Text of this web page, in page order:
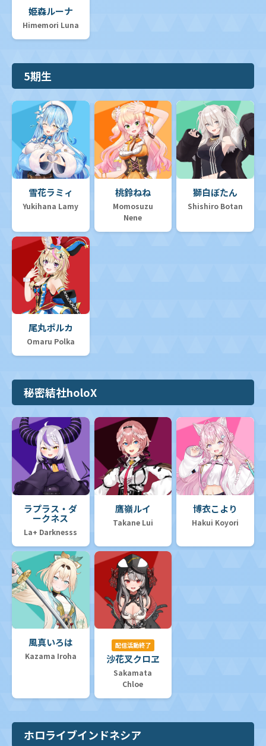
姫森ルーナ
Himemori Luna
5期生
雪花ラミィ
Yukihana Lamy
桃鈴ねね
Momosuzu
Nene
獅白ぼたん
Shishiro Botan
尾丸ポルカ
Omaru Polka
秘密結社holoX
ラプラス・ダ
ークネス
La+ Darknesss
鷹嶺ルイ
Takane Lui
博衣こより
Hakui Koyori
風真いろは
Kazama Iroha
配信活動終了
沙花叉クロヱ
Sakamata
Chloe
ホロライブインドネシア